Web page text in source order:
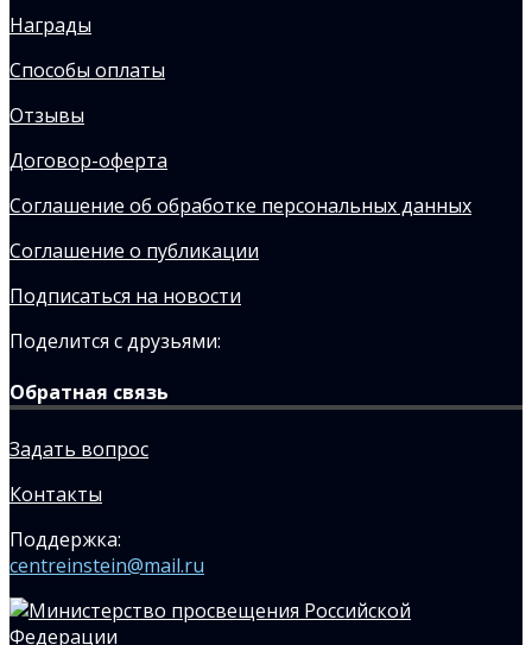
Награды
Способы оплаты
Отзывы
Договор-оферта
Соглашение об обработке персональных данных
Соглашение о публикации
Подписаться на новости
Поделится с друзьями:
Обратная связь
Задать вопрос
Контакты
Поддержка:
centreinstein@mail.ru